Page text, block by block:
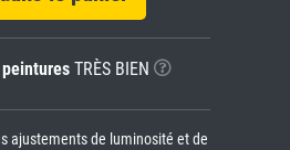
TRÈS BIEN
ajustements de luminosité et de